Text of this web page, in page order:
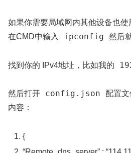
如果你需要局域网内其他设备也
在CMD中输入
ipconfig 然后
找到你的 IPv4地址，比如我的
然后打开 config.json
配置
内容：
{